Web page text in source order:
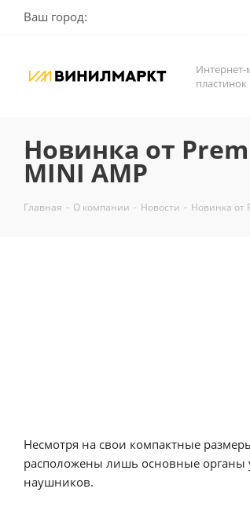
Ваш город:
пластинок
Новинка от
MINI AMP
Главная - О компании - Новости - Новинка от
Несмотря на свои компактные
расположены лишь основные органы
наушников.